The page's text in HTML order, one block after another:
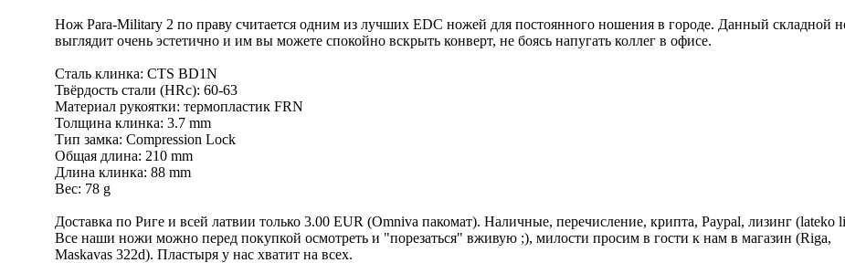
Нож Para-Military 2 по праву считается одним из лучших EDC ножей для постоянного ношения в городе. Данный складной
выглядит очень эстетично и им вы можете спокойно вскрыть конверт, не боясь напугать коллег в офисе.
Сталь клинка: CTS BD1N
Твёрдость стали (HRс): 60-63
Материал рукоятки: термопластик FRN
Толщина клинка: 3.7 mm
Тип замка: Compression Lock
Общая длина: 210 mm
Длина клинка: 88 mm
Вес: 78 g
Доставка по Риге и всей латвии только 3.00 EUR (Omniva пакомат). Наличные, перечисление, крипта, Paypal, лизинг (lateko
Все наши ножи можно перед покупкой осмотреть и "порезаться" вживую ;), милости просим в гости к нам в магазин (Riga,
Maskavas 322d). Пластыря у нас хватит на всех.